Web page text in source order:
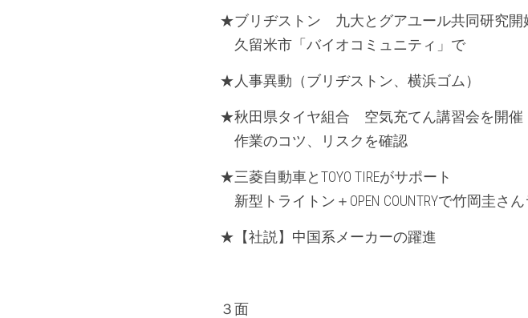
★ブリヂストン　九大とグアユール共同研究開
久留米市「バイオコミュニティ」で
★人事異動（ブリヂストン、横浜ゴム）
★秋田県タイヤ組合　空気充てん講習会を開催
作業のコツ、リスクを確認
★三菱自動車とTOYO TIREがサポート
新型トライトン＋OPEN COUNTRYで竹岡圭さ
★【社説】中国系メーカーの躍進
３面